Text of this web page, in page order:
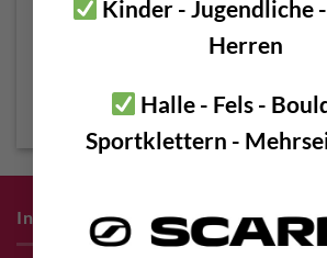
Kinder - Jugendliche
Herren
Halle - Fels -
Sportklettern -
45,00–€54,00
incl. VAT
Infos zum Einkauf